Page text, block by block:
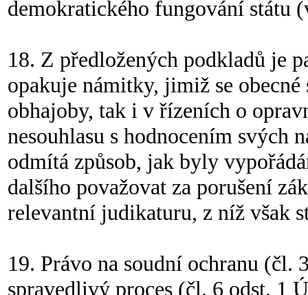
demokratického fungování státu
18. Z předložených podkladů je
opakuje námitky, jimiž se
obhajoby, tak i v řízeních o
nesouhlasu s hodnocením svých
odmítá způsob, jak byly
dalšího považovat za porušení
relevantní judikaturu, z níž však
19. Právo na soudní ochranu
spravedlivý proces (čl. 6 odst. 1